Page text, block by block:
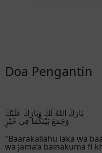
Doa Pengantin
بَارَكَ اللهُ لَكَ وَبَارَكَ عَلَيْكَ
وَجَمَعَ بَيْنَكُمَا فِي خَيْرٍ
"Baarakallahu laka wa
wa jama’a bainakuma fi